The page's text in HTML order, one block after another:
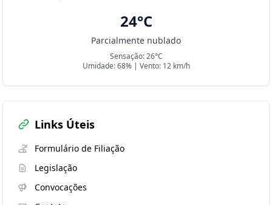
24°C
Parcialmente nublado
Sensação: 26°C
Umidade: 68% | Vento: 12 km/h
Links Úteis
Formulário de Filiação
Legislação
Convocações